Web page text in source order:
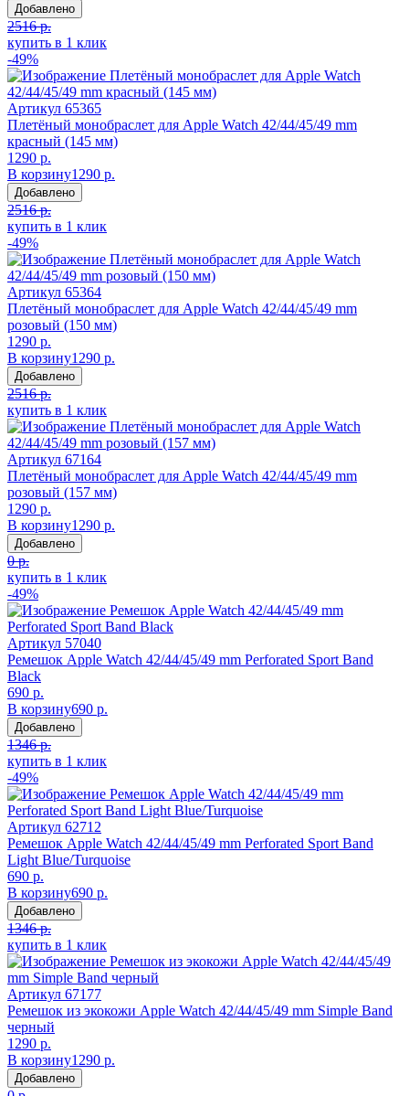
Добавлено
2516 р.
купить в 1 клик
-49%
Артикул 65365
Плетёный монобраслет для Apple Watch 42/44/45/49 mm
красный (145 мм)
1290 р.
В корзину1290 р.
Добавлено
2516 р.
купить в 1 клик
-49%
Артикул 65364
Плетёный монобраслет для Apple Watch 42/44/45/49 mm
розовый (150 мм)
1290 р.
В корзину1290 р.
Добавлено
2516 р.
купить в 1 клик
Артикул 67164
Плетёный монобраслет для Apple Watch 42/44/45/49 mm
розовый (157 мм)
1290 р.
В корзину1290 р.
Добавлено
0 р.
купить в 1 клик
-49%
Артикул 57040
Ремешок Apple Watch 42/44/45/49 mm Perforated Sport Band
Black
690 р.
В корзину690 р.
Добавлено
1346 р.
купить в 1 клик
-49%
Артикул 62712
Ремешок Apple Watch 42/44/45/49 mm Perforated Sport Band
Light Blue/Turquoise
690 р.
В корзину690 р.
Добавлено
1346 р.
купить в 1 клик
Артикул 67177
Ремешок из экокожи Apple Watch 42/44/45/49 mm Simple Band
черный
1290 р.
В корзину1290 р.
Добавлено